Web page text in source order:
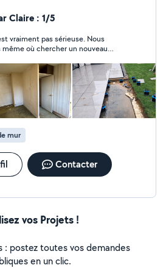
dans chaque corps de
plomberie, peinture,
nous
client avec un engagement total
sur demande. Notre
dans les délais, avec
Faites appel
et responsable pour vos travaux
Claire : 1/5
vraiment pas sérieuse. Nous
où chercher un nouveau
mur
Contacter
vos Projets !
: postez toutes vos demandes
en un clic.